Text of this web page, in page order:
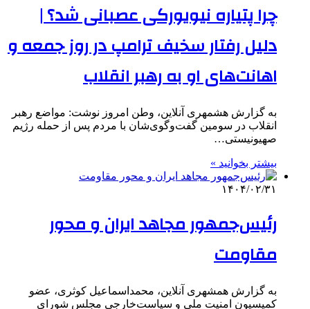
چرا پتیاره نیویورکی عصبانی شد؟ |
دلیل رفتار سخیف ترامپ در روز جمعه و
اهانت‌های او به رهبر انقلاب
به گزارش هشمهری آنلاین، وطن امروز نوشت: مواضع رهبر
انقلاب در سومین گفت‌وگوی‌شان با مردم پس از حمله رژیم
صهیونیستی…
بیشتر بخوانید »
۱۴۰۴/۰۲/۳۱
رئیس‌جمهور مجاهد ایران و محور
مقاومت
به گزارش همشهری آنلاین، محمداسماعیل کوثری، عضو
کمیسیون امنیت ملی و سیاست‌خارجی مجلس شورای